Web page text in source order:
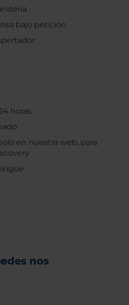
bajo petición
horas
en nuestra web, para
nos